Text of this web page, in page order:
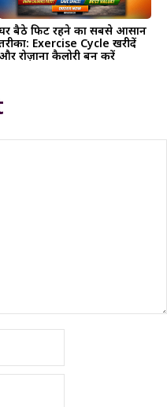
बैठे फिट रहने का सबसे आसान
Exercise Cycle खरीदें
और रोज़ाना कैलोरी बर्न करें